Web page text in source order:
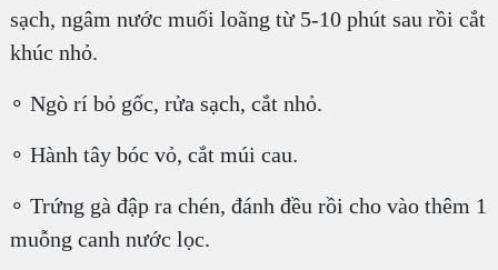
sạch, ngâm nước muối loãng từ 5-10 phút sau rồi cắt
khúc nhỏ.
∘ Ngò rí bỏ gốc, rửa sạch, cắt nhỏ.
∘ Hành tây bóc vỏ, cắt múi cau.
∘ Trứng gà đập ra chén, đánh đều rồi cho vào thêm 1
muỗng canh nước lọc.